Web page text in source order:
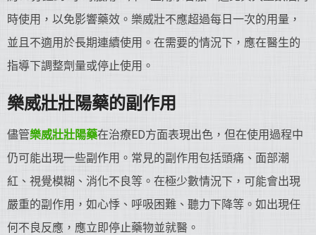
時使用，以免影響藥效。樂威壯不應超過每日一次的用量，
並且不適用於長期連續使用。在需要的情況下，應在醫生的
指導下調整劑量或停止使用。
樂威壯壯陽藥的副作用
儘管樂威壯壯陽藥在治療ED方面表現出色，但在使用過程中
仍可能出現一些副作用。常見的副作用包括頭痛、面部潮
紅、視覺模糊、消化不良等。在極少數情況下，可能會出現
嚴重的副作用，如心悸、呼吸困難、聽力下降等。如出現任
何不良反應，應立即停止藥物並就醫。